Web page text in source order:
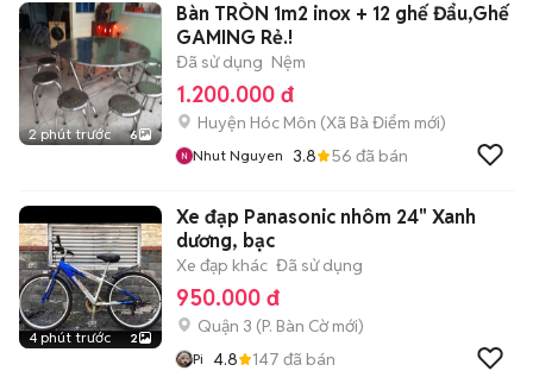
2 phút trước 6
Bàn TRÒN 1m2 inox + 12 ghế Đẩu,Ghế
GAMING Rẻ.!
Đã sử dụng Nệm
1.200.000 đ
Huyện Hóc Môn (Xã Bà Điểm mới)
Nhut Nguyen 3.8 56 đã bán
4 phút trước 2
Xe đạp Panasonic nhôm 24" Xanh
dương, bạc
Xe đạp khác Đã sử dụng
950.000 đ
Quận 3 (P. Bàn Cờmới)
Pi 4.8 147 đã bán